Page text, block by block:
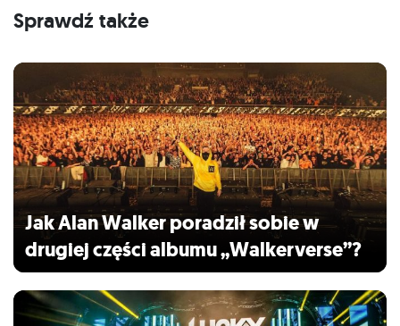
Sprawdź także
Jak Alan Walker poradził sobie w
drugiej części albumu „Walkerverse”?